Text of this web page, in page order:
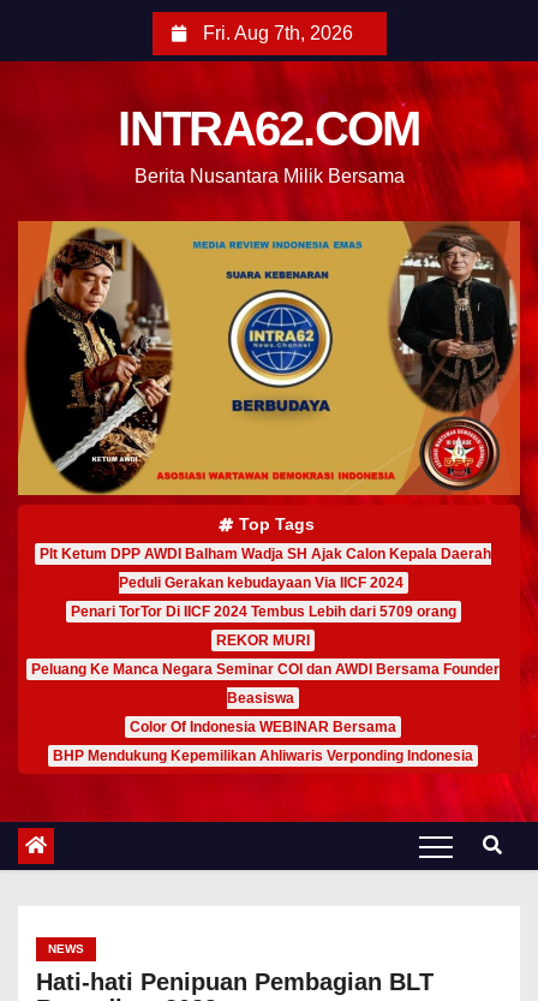
Fri. Aug 7th, 2026
INTRA62.COM
Berita Nusantara Milik Bersama
Top Tags
Plt Ketum DPP AWDI Balham Wadja SH Ajak Calon Kepala Daerah
Peduli Gerakan kebudayaan Via IICF 2024
Penari TorTor Di IICF 2024 Tembus Lebih dari 5709 orang
REKOR MURI
Peluang Ke Manca Negara Seminar COI dan AWDI Bersama Founder
Beasiswa
Color Of Indonesia WEBINAR Bersama
BHP Mendukung Kepemilikan Ahliwaris Verponding Indonesia
NEWS
Hati-hati Penipuan Pembagian BLT